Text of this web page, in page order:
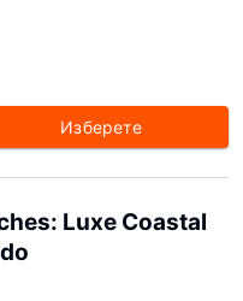
Изберете
Luxe Coastal